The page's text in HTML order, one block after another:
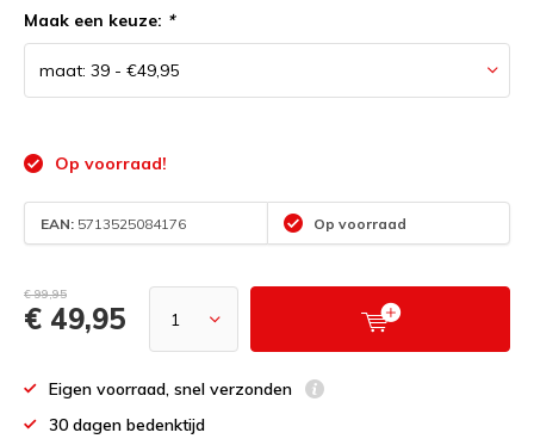
Maak een keuze: *
Op voorraad!
EAN: 5713525084176 Op voorraad
€ 99,95
€ 49,95
Eigen voorraad, snel verzonden
30 dagen bedenktijd